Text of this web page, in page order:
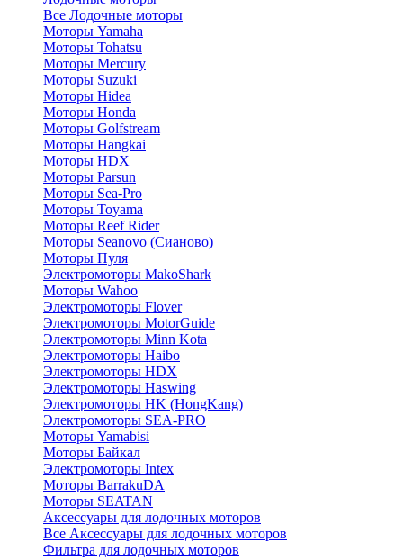
Все Лодочные моторы
Моторы Yamaha
Моторы Tohatsu
Моторы Mercury
Моторы Suzuki
Моторы Hidea
Моторы Honda
Моторы Golfstream
Моторы Hangkai
Моторы HDX
Моторы Parsun
Моторы Sea-Pro
Моторы Toyama
Моторы Reef Rider
Моторы Seanovo (Сианово)
Моторы Пуля
Электромоторы MakoShark
Моторы Wahoo
Электромоторы Flover
Электромоторы MotorGuide
Электромоторы Minn Kota
Электромоторы Haibo
Электромоторы HDX
Электромоторы Haswing
Электромоторы HK (HongKang)
Электромоторы SEA-PRO
Моторы Yamabisi
Моторы Байкал
Электромоторы Intex
Моторы BarrakuDA
Моторы SEATAN
Аксессуары для лодочных моторов
Все Аксессуары для лодочных моторов
Фильтра для лодочных моторов